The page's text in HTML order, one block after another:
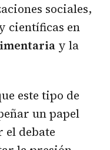
sociales,
científicas en
y la
este tipo de
un papel
debate